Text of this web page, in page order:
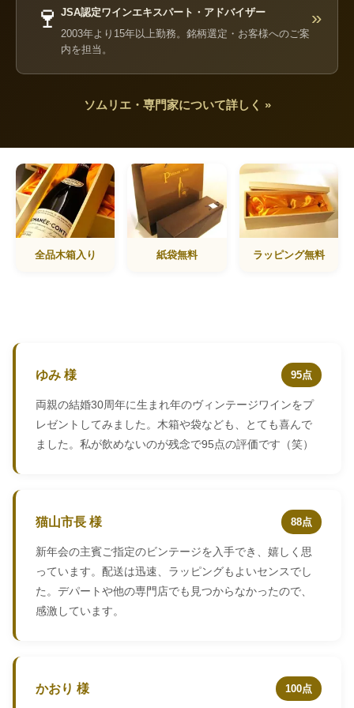
🍷 JSA認定ワインエキスパート・アドバイザー
2003年より15年以上勤務。銘柄選定・お客様へのご案
内を担当。
»
ソムリエ・専門家について詳しく »
全品木箱入り 紙袋無料 ラッピング無料
ゆみ 様 95点
両親の結婚30周年に生まれ年のヴィンテージワインをプ
レゼントしてみました。木箱や袋なども、とても喜んで
ました。私が飲めないのが残念で95点の評価です（笑）
猫山市長 様 88点
新年会の主賓ご指定のビンテージを入手でき、嬉しく思
っています。配送は迅速、ラッピングもよいセンスでし
た。デパートや他の専門店でも見つからなかったので、
感激しています。
かおり 様 100点